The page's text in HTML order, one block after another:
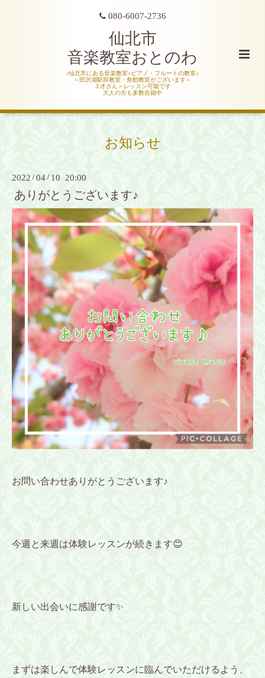
080-6007-2736
仙北市
音楽教室おとのわ
♪仙北市にある音楽教室♪ピアノ・フルートの教室♪
～田沢湖駅前教室・角館教室がございます～
３才さん～レッスン可能です
大人の方も多数在籍中
お知らせ
2022 /04 / 10 20:00
ありがとうございます♪
お問い合わせありがとうございます♪
今週と来週は体験レッスンが続きます😊
新しい出会いに感謝です✨
まずは楽しんで体験レッスンに臨んでいただけるよう、